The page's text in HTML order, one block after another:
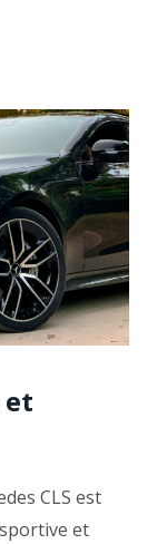
et
CLS est
et